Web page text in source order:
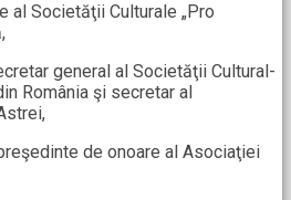
al Societăţii Culturale „Pro
general al Societăţii Cultural-
România şi secretar al
de onoare al Asociaţiei